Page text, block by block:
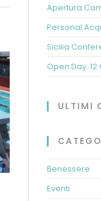
Apertura
Personal
Sicilia
Open Day. 12
ULTIMI
Benessere
Eventi